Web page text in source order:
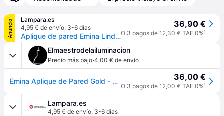
Anuncio
Lampara.es
4,95 € de envío, 3-6 días
Aplique de pared Emina Lindby, atenuable, Latón / Oro, Salón / Comedor, Yeso / Arcilla, Moderno, Lámpara de pared
36,90 €
O 3 pagos de 12,30 € TAE 0%¹
Elmaestrodelailuminacion
Precio más bajo·4,00 € de envío
Emina Aplique de Pared Gold - Lindby - Sala de estar / salón - Moderno - Yeso / Arcilla - Angular 36,00 €
O 3 pagos de 12,00 € TAE 0%¹
Lampara.es
4,95 € de envío, 3-6 días